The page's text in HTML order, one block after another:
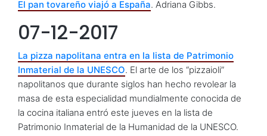
El pan tovareño viajó a España. Adriana Gibbs.
07-12-2017
La pizza napolitana entra en la lista de Patrimonio
Inmaterial de la UNESCO. El arte de los “pizzaioli”
napolitanos que durante siglos han hecho revolear la
masa de esta especialidad mundialmente conocida de
la cocina italiana entró este jueves en la lista de
Patrimonio Inmaterial de la Humanidad de la UNESCO.